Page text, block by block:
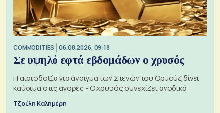
COMMODITIES 06.08.2026, 09:18
Σε υψηλό εφτά εβδομάδων ο χρυσός
Η αισιοδοξία για άνοιγμα των Στενών του Ορμούζ δίνει
καύσιμα στις αγορές - Ο χρυσός συνεχίζει ανοδικά
Τζούλη Καλημέρη